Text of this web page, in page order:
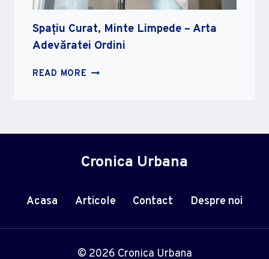
Spațiu Curat, Minte Limpede – Arta
Adevăratei Ordini
READ MORE SPAȚIU
ADEVĂRATEI
ORDINI
Cronica Urbana
Acasa Articole Contact Despre noi
© 2026 Cronica Urbana